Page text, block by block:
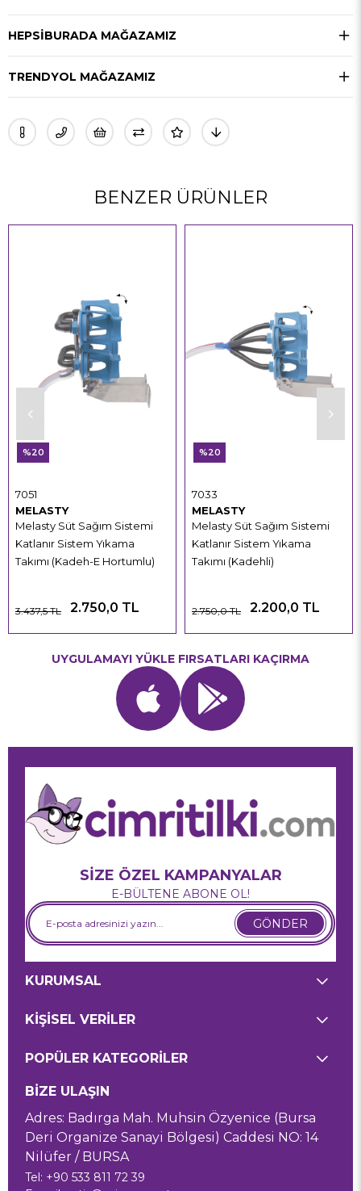
HEPSIBURADA MAĞAZAMIZ
TRENDYOL MAĞAZAMIZ
BENZER ÜRÜNLER
MELASTY
Melasty Süt Sağım Sistemi
Katlanır Sistem Yıkama
Takımı (Kadeh-E Hortumlu)
7051
2.750,0 TL
3.437,5 TL
%20
MELASTY
Melasty Süt Sağım Sistemi
Katlanır Sistem Yıkama
Takımı (Kadehli)
7033
2.200,0 TL
2.750,0 TL
%20
UYGULAMAYI YÜKLE FIRSATLARI KAÇIRMA
SİZE ÖZEL KAMPANYALAR
E-BÜLTENE ABONE OL!
GÖNDER
KURUMSAL
KİŞİSEL VERİLER
POPÜLER KATEGORİLER
BİZE ULAŞIN
Adres: Badırga Mah. Muhsin Özyenice (Bursa
Deri Organize Sanayi Bölgesi) Caddesi NO: 14
Nilüfer / BURSA
Tel: +90 533 811 72 39